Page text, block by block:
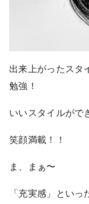
出来上がったスタ
勉強！
いいスタイルがで
笑顔満載！！
ま、まぁ〜
「充実感」とい